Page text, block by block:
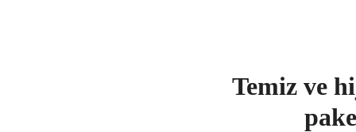
Temiz ve